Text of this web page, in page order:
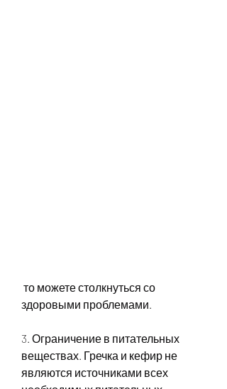
здоровыми проблемами.
3. Ограничение в питательных
веществах. Гречка и кефир не
являются источниками всех